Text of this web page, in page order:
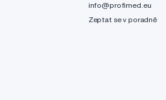
info@profimed.eu
Zeptat se v poradně